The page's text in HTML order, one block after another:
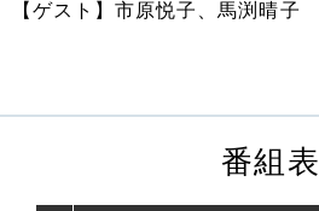
【ゲスト】市原悦子、馬渕晴子
番組表